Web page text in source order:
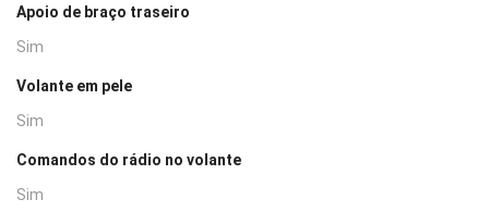
Apoio de braço traseiro
Sim
Volante em pele
Sim
Comandos do rádio no volante
Sim